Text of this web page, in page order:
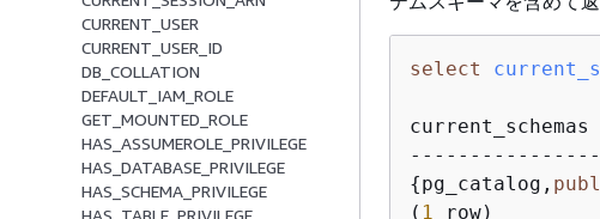
CURRENT_USER
CURRENT_USER_ID
DB_COLLATION
DEFAULT_IAM_ROLE
GET_MOUNTED_ROLE
HAS_ASSUMEROLE_PRIVILEGE
HAS_DATABASE_PRIVILEGE
HAS_SCHEMA_PRIVILEGE
select
current_schemas
{pg_catalog,
( 1 row)